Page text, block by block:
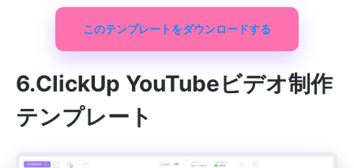
このテンプレートをダウンロードする
6.ClickUp YouTubeビデオ制作
テンプレート